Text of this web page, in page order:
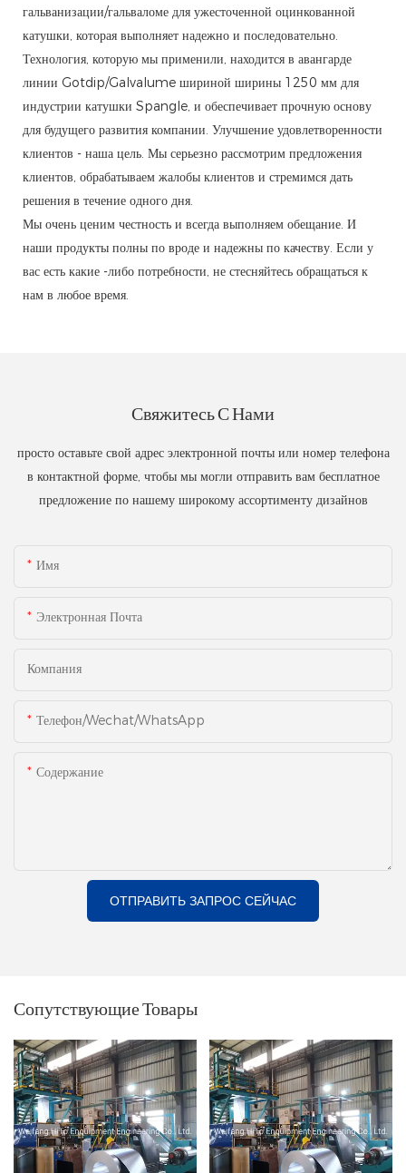
гальванизации/гальваломе для ужесточенной оцинкованной
катушки, которая выполняет надежно и последовательно.
Технология, которую мы применили, находится в авангарде
линии Gotdip/Galvalume шириной ширины 1250 мм для
индустрии катушки Spangle, и обеспечивает прочную основу
для будущего развития компании. Улучшение удовлетворенности
клиентов - наша цель. Мы серьезно рассмотрим предложения
клиентов, обрабатываем жалобы клиентов и стремимся дать
решения в течение одного дня.
Мы очень ценим честность и всегда выполняем обещание. И
наши продукты полны по вроде и надежны по качеству. Если у
вас есть какие -либо потребности, не стесняйтесь обращаться к
нам в любое время.
Свяжитесь С Нами
просто оставьте свой адрес электронной почты или номер телефона
в контактной форме, чтобы мы могли отправить вам бесплатное
предложение по нашему широкому ассортименту дизайнов
Имя
Электронная Почта
Компания
Телефон/Wechat/WhatsApp
Содержание
ОТПРАВИТЬ ЗАПРОС СЕЙЧАС
Сопутствующие Товары